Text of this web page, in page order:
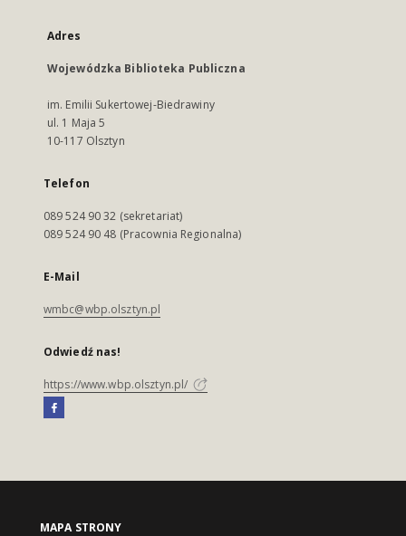
Adres
Wojewódzka Biblioteka Publiczna
im. Emilii Sukertowej-Biedrawiny
ul. 1 Maja 5
10-117 Olsztyn
Telefon
089 524 90 32 (sekretariat)
089 524 90 48 (Pracownia Regionalna)
E-Mail
wmbc@wbp.olsztyn.pl
Odwiedź nas!
https://www.wbp.olsztyn.pl/
MAPA STRONY